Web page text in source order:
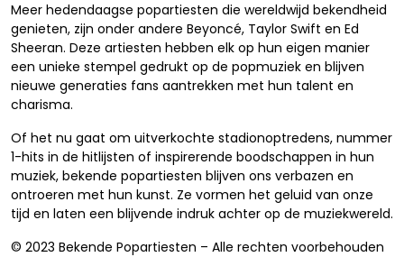
Meer hedendaagse popartiesten die wereldwijd bekendheid
genieten, zijn onder andere Beyoncé, Taylor Swift en Ed
Sheeran. Deze artiesten hebben elk op hun eigen manier
een unieke stempel gedrukt op de popmuziek en blijven
nieuwe generaties fans aantrekken met hun talent en
charisma.
Of het nu gaat om uitverkochte stadionoptredens, nummer
1-hits in de hitlijsten of inspirerende boodschappen in hun
muziek, bekende popartiesten blijven ons verbazen en
ontroeren met hun kunst. Ze vormen het geluid van onze
tijd en laten een blijvende indruk achter op de muziekwereld.
© 2023 Bekende Popartiesten – Alle rechten voorbehouden